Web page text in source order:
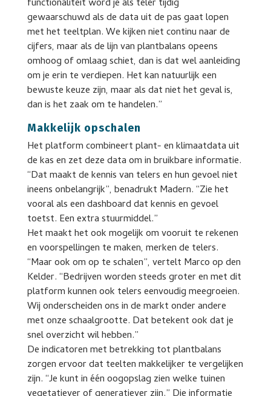
functionaliteit word je als teler tijdig
gewaarschuwd als de data uit de pas gaat lopen
met het teeltplan. We kijken niet continu naar de
cijfers, maar als de lijn van plantbalans opeens
omhoog of omlaag schiet, dan is dat wel aanleiding
om je erin te verdiepen. Het kan natuurlijk een
bewuste keuze zijn, maar als dat niet het geval is,
dan is het zaak om te handelen.”
Makkelijk opschalen
Het platform combineert plant- en klimaatdata uit
de kas en zet deze data om in bruikbare informatie.
“Dat maakt de kennis van telers en hun gevoel niet
ineens onbelangrijk”, benadrukt Madern. “Zie het
vooral als een dashboard dat kennis en gevoel
toetst. Een extra stuurmiddel.”
Het maakt het ook mogelijk om vooruit te rekenen
en voorspellingen te maken, merken de telers.
“Maar ook om op te schalen”, vertelt Marco op den
Kelder. “Bedrijven worden steeds groter en met dit
platform kunnen ook telers eenvoudig meegroeien.
Wij onderscheiden ons in de markt onder andere
met onze schaalgrootte. Dat betekent ook dat je
snel overzicht wil hebben.”
De indicatoren met betrekking tot plantbalans
zorgen ervoor dat teelten makkelijker te vergelijken
zijn. “Je kunt in één oogopslag zien welke tuinen